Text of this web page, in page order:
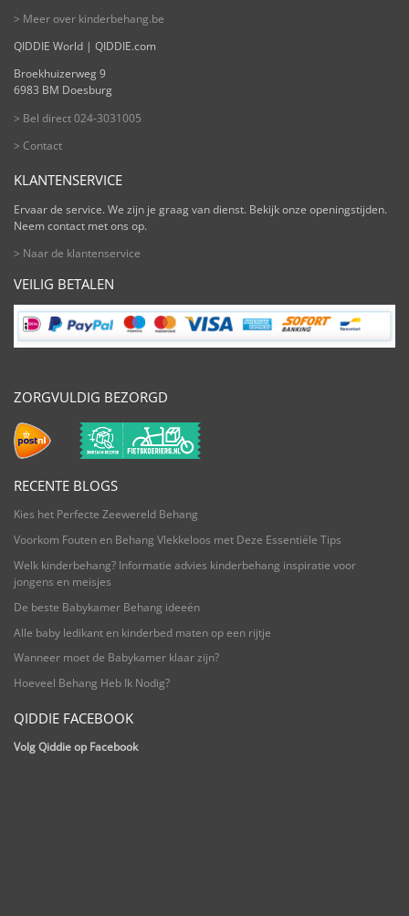
> Meer over kinderbehang.be
QIDDIE World | QIDDIE.com
Broekhuizerweg 9
6983 BM Doesburg
> Bel direct 024-3031005
> Contact
KLANTENSERVICE
Ervaar de service. We zijn je graag van dienst. Bekijk onze openingstijden.
Neem contact met ons op.
> Naar de klantenservice
VEILIG BETALEN
ZORGVULDIG BEZORGD
RECENTE BLOGS
Kies het Perfecte Zeewereld Behang
Voorkom Fouten en Behang Vlekkeloos met Deze Essentiële Tips
Welk kinderbehang? Informatie advies kinderbehang inspiratie voor
jongens en meisjes
De beste Babykamer Behang ideeën
Alle baby ledikant en kinderbed maten op een rijtje
Wanneer moet de Babykamer klaar zijn?
Hoeveel Behang Heb Ik Nodig?
QIDDIE FACEBOOK
Volg Qiddie op Facebook